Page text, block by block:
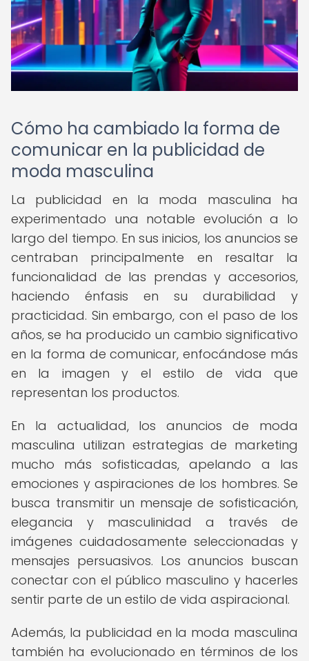
Cómo ha cambiado la forma de
comunicar en la publicidad de
moda masculina
La publicidad en la moda masculina ha
experimentado una notable evolución a lo
largo del tiempo. En sus inicios, los anuncios se
centraban principalmente en resaltar la
funcionalidad de las prendas y accesorios,
haciendo énfasis en su durabilidad y
practicidad. Sin embargo, con el paso de los
años, se ha producido un cambio significativo
en la forma de comunicar, enfocándose más
en la imagen y el estilo de vida que
representan los productos.
En la actualidad, los anuncios de moda
masculina utilizan estrategias de marketing
mucho más sofisticadas, apelando a las
emociones y aspiraciones de los hombres. Se
busca transmitir un mensaje de sofisticación,
elegancia y masculinidad a través de
imágenes cuidadosamente seleccionadas y
mensajes persuasivos. Los anuncios buscan
conectar con el público masculino y hacerles
sentir parte de un estilo de vida aspiracional.
Además, la publicidad en la moda masculina
también ha evolucionado en términos de los